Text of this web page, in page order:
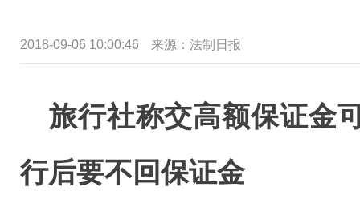
2018-09-06 10:00:46 来源：法制日报
旅行社称交高额保证金
行后要不回保证金